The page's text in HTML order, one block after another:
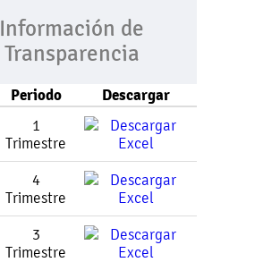
Información de
Transparencia
Periodo Descargar
1
Trimestre
4
Trimestre
3
Trimestre